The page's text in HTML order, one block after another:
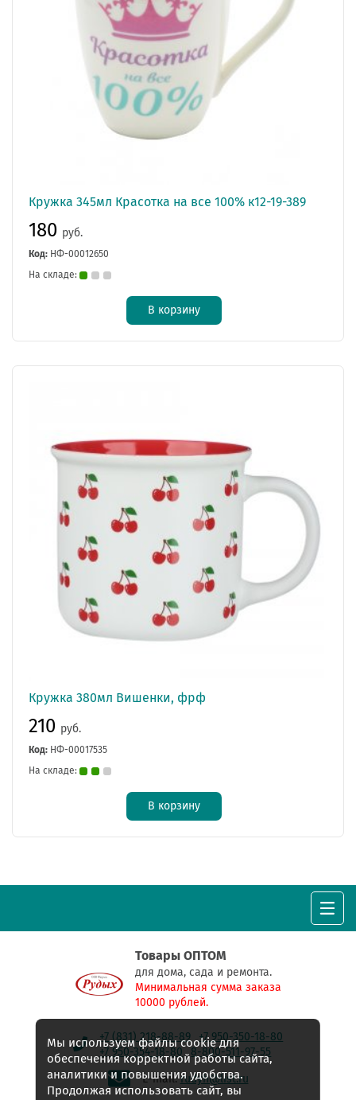
Кружка 345мл Красотка на все 100% к12-19-389
180 руб.
Код: НФ-00012650
На складе:
В корзину
Кружка 380мл Вишенки, фрф
210 руб.
Код: НФ-00017535
На складе:
В корзину
Товары ОПТОМ
для дома, сада и ремонта.
Минимальная сумма заказа
10000 рублей.
+7 (831) 218-88-89
+7 950-350-18-80
+7 950-354-18-80
8-800-511-97-55
E-mail:rudyh@list.ru
Мы используем файлы cookie для
обеспечения корректной работы сайта,
аналитики и повышения удобства.
Продолжая использовать сайт, вы